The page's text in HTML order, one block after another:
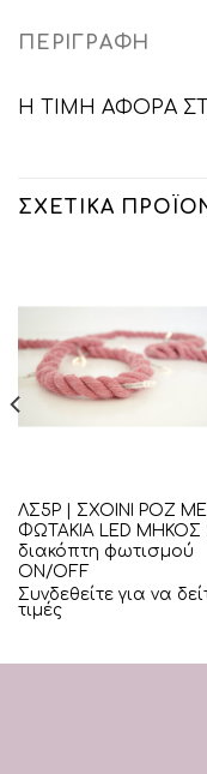
ΠΕΡΙΓΡΑΦΉ
Η ΤΙΜΗ ΑΦΟΡΑ
ΣΧΕΤΙΚΆ
ΛΣ5Ρ | ΣΧΟΙΝΙ ΡΟΖ ΜΕ
ΦΩΤΑΚΙΑ LED ΜΗΚΟΣ
διακόπτη φωτισμού
ON/OFF
Συνδεθείτε για να
τιμές